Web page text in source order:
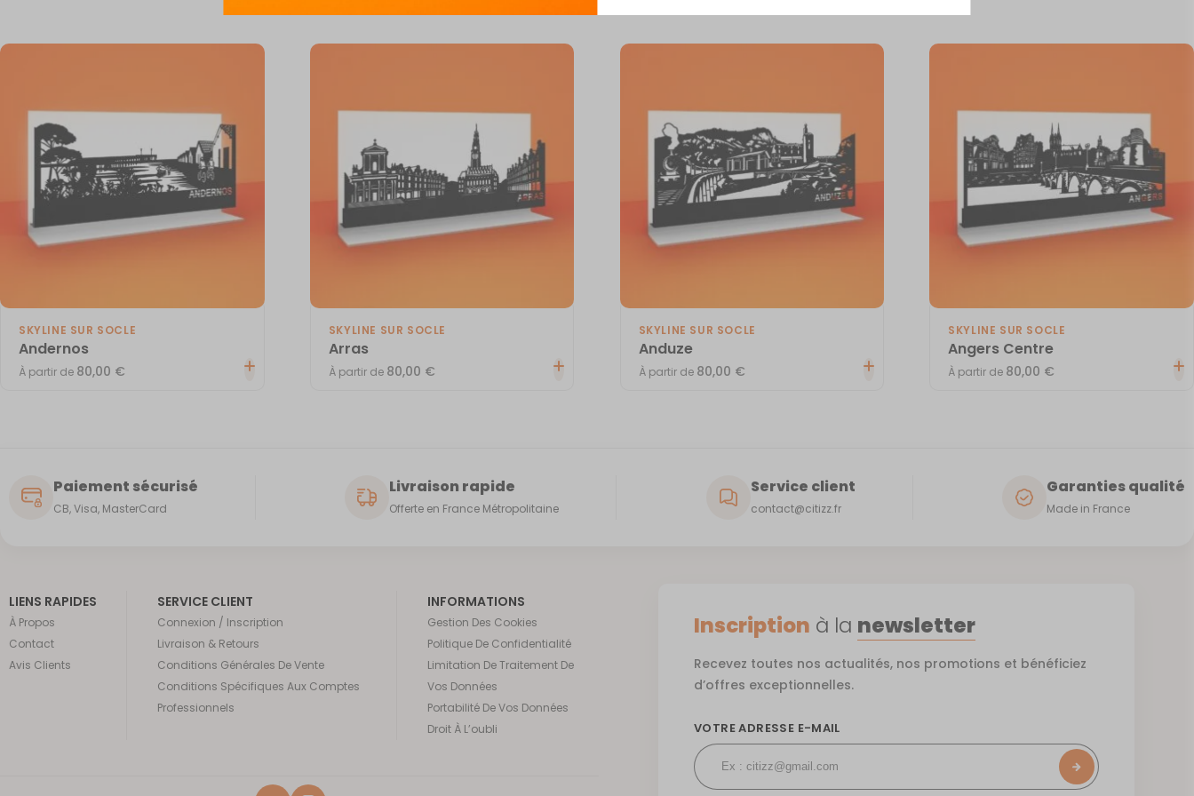
SKYLINE SUR SOCLE
Andernos
À partir de 80,00 €
SKYLINE SUR SOCLE
Arras
À partir de 80,00 €
SKYLINE SUR SOCLE
Anduze
À partir de 80,00 €
SKYLINE SUR SOCLE
Angers Centre
À partir de 80,00 €
Paiement sécurisé
CB, Visa, MasterCard
Livraison rapide
Offerte en France Métropolitaine
Service client
contact@citizz.fr
Garanties qualité
Made in France
LIENS RAPIDES
À Propos
Contact
Avis Clients
SERVICE CLIENT
Connexion / Inscription
Livraison & Retours
Conditions Générales De Vente
Conditions Spécifiques Aux Comptes
Professionnels
INFORMATIONS
Gestion Des Cookies
Politique De Confidentialité
Limitation De Traitement De
Vos Données
Portabilité De Vos Données
Droit À L’oubli
Inscription à la newsletter
Recevez toutes nos actualités, nos promotions et bénéficiez
d’offres exceptionnelles.
VOTRE ADRESSE E-MAIL